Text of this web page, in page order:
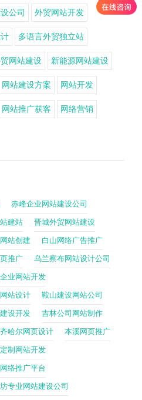
公司 外贸网站开发
多语言外贸独立站
网站建设 新能源网站建设
网站建设方案 网站开发
网站推广获客 网络营销
赤峰企业网站建设公司
建站 晋城外贸网站建设
站创建 白山网络广告推广
推广 乌兰察布网站设计公司
业网站开发
站设计 鞍山建设网站公司
设开发 吉林公司网站制作
哈尔网页设计 本溪网页推广
制网站开发
络推广平台
专业网站建设公司